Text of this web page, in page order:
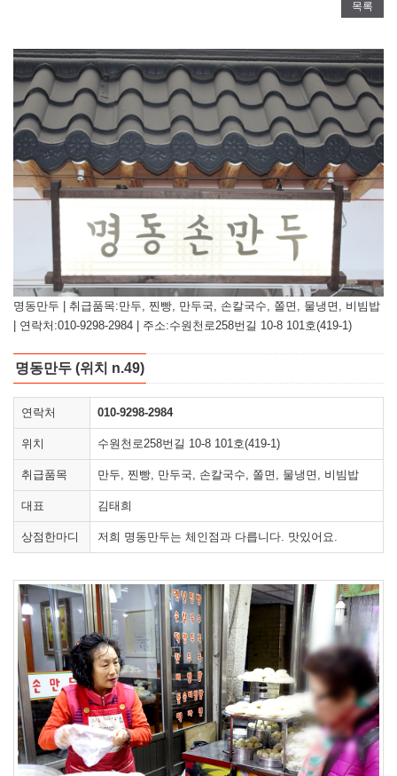
목록
명동만두 | 취급품목:만두, 찐빵, 만두국, 손칼국수, 쫄면, 물냉면, 비빔밥
| 연락처:010-9298-2984 | 주소:수원천로258번길 10-8 101호(419-1)
명동만두 (위치 n.49)
연락처 010-9298-2984
위치 수원천로258번길 10-8 101호(419-1)
취급품목 만두, 찐빵, 만두국, 손칼국수, 쫄면, 물냉면, 비빔밥
대표 김태희
상점한마디 저희 명동만두는 체인점과 다릅니다. 맛있어요.